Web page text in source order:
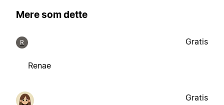
Mere som dette
R
Renae
Gratis
Gratis